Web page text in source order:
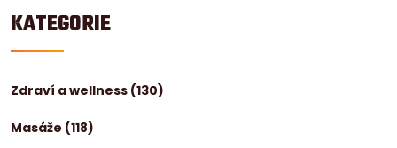
KATEGORIE
Zdraví a wellness (130)
Masáže (118)